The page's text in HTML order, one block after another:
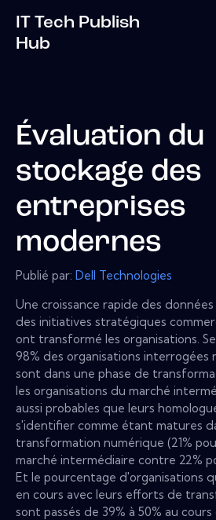
IT Tech Publish
Hub
Évaluation du
stockage des
entreprises
modernes
Publié par: Dell Technologies
Une croissance rapide des
des initiatives stratégiques
ont transformé les organisations.
98% des organisations interrogées
sont dans une phase de
les organisations du marché
aussi probables que leurs
s'identifier comme étant matures
transformation numérique (21%
marché intermédiaire contre 22%
Et le pourcentage d'organisations
en cours avec leurs efforts de
sont passés de 39% à 50% au